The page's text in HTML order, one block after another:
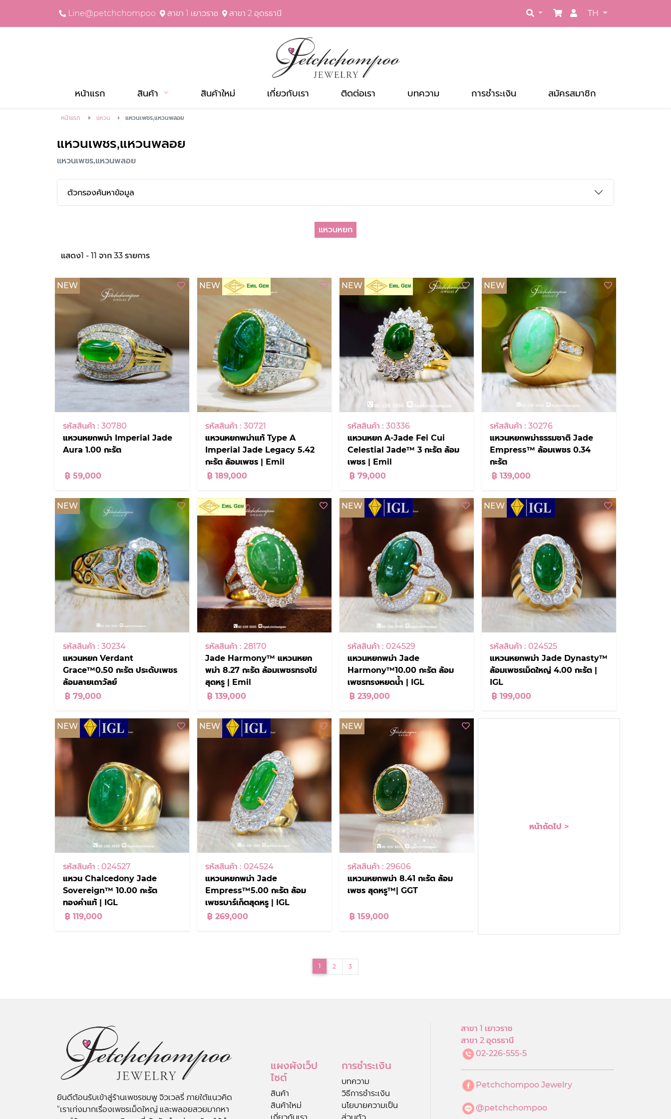
Line@petchchompoo สาขา 1 เยาวราช สาขา 2 อุดรธานี TH
หน้าแรก สินค้า สินค้าใหม่ เกี่ยวกับเรา ติดต่อเรา บทความ การชำระเงิน สมัครสมาชิก
หน้าแรก แหวน แหวนเพชร,แหวนพลอย
แหวนเพชร,แหวนพลอย
แหวนเพชร,แหวนพลอย
ตัวกรองค้นหาข้อมูล
แหวนหยก
แสดง1 - 11 จาก 33 รายการ
NEW
รหัสสินค้า : 30780
แหวนหยกพม่า Imperial Jade
Aura 1.00 กะรัต
฿ 59,000
NEW
รหัสสินค้า : 30721
แหวนหยกพม่าแท้ Type A
Imperial Jade Legacy 5.42
กะรัต ล้อมเพชร | Emil
฿ 189,000
NEW
รหัสสินค้า : 30336
แหวนหยก A-Jade Fei Cui
Celestial Jade™ 3 กะรัต ล้อม
เพชร | Emil
฿ 79,000
NEW
รหัสสินค้า : 30276
แหวนหยกพม่าธรรมชาติ Jade
Empress™ ล้อมเพชร 0.34
กะรัต
฿ 139,000
NEW
รหัสสินค้า : 30234
แหวนหยก Verdant
Grace™0.50 กะรัต ประดับเพชร
ล้อมลายเถาวัลย์
฿ 79,000
รหัสสินค้า : 28170
Jade Harmony™ แหวนหยก
พม่า 8.27 กะรัต ล้อมเพชรทรงไข่
สุดหรู | Emil
฿ 139,000
NEW
รหัสสินค้า : 024529
แหวนหยกพม่า Jade
Harmony™10.00 กะรัต ล้อม
เพชรทรงหยดน้ำ | IGL
฿ 239,000
NEW
รหัสสินค้า : 024525
แหวนหยกพม่า Jade Dynasty™
ล้อมเพชรเม็ดใหญ่ 4.00 กะรัต |
IGL
฿ 199,000
NEW
รหัสสินค้า : 024527
แหวน Chalcedony Jade
Sovereign™ 10.00 กะรัต
ทองคำแท้ | IGL
฿ 119,000
NEW
รหัสสินค้า : 024524
แหวนหยกพม่า Jade
Empress™5.00 กะรัต ล้อม
เพชรบาร์เก็ตสุดหรู | IGL
฿ 269,000
NEW
รหัสสินค้า : 29606
แหวนหยกพม่า 8.41 กะรัต ล้อม
เพชร สุดหรู™| GGT
฿ 159,000
หน้าถัดไป >
1(current)
2 3
ยินดีต้อนรับเข้าสู่ร้านเพชรชมพู จิวเวลรี่ ภายใต้แนวคิด
“เราเก่งมากเรื่องเพชรเม็ดใหญ่ และพลอยสวยมากหา
แผงผังเว็ป
ไซต์
สินค้า
สินค้าใหม่
การชำระเงิน
บทความ
วิธีการชำระเงิน
นโยบายความเป็น
สาขา 1 เยาวราช
สาขา 2 อุดรธานี
02-226-555-5
Petchchompoo Jewelry
@petchchompoo